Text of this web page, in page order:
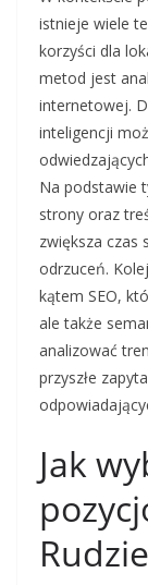
istnieje wiele
korzyści dla
metod jest
internetowej.
inteligencji
Na podstawie
strony oraz
zwiększa czas
odrzuceń.
kątem SEO,
ale także
analizować
przyszłe
Jak